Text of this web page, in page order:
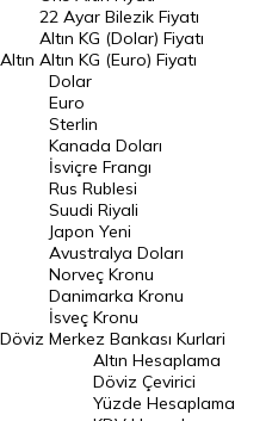
Dolar Kuru
Euro Kuru
Pound Kuru
Frank Kuru
Riyal Kuru
Avustralya Doları
Danimarka Kronu Kuru
Kanada Doları Kuru
Norveç Kronu Kuru
İsveç Kronu Kuru
Japon Yeni Kuru
Altın
22 Ayar Bilezik Fiyatı
Altın KG (Dolar) Fiyatı
Altın KG (Euro) Fiyatı
Döviz
Dolar
Euro
Sterlin
Kanada Doları
İsviçre Frangı
Rus Rublesi
Suudi Riyali
Japon Yeni
Avustralya Doları
Norveç Kronu
Danimarka Kronu
İsveç Kronu
Merkez Bankası Kurlari
Altın Hesaplama
Döviz Çevirici
Yüzde Hesaplama